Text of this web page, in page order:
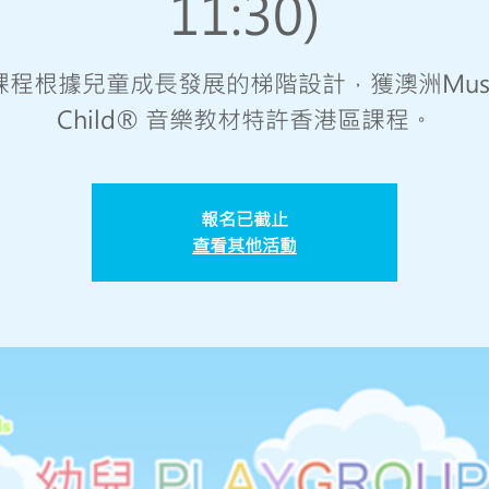
程根據兒童成長發展的梯階設計，獲澳洲
Child® 音樂教材特許香港區課程。
報名已截止
查看其他活動